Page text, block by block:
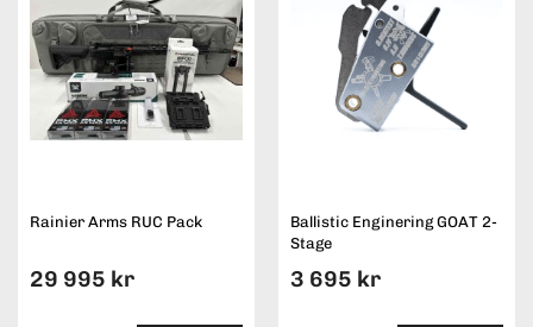
Rainier Arms RUC Pack
29 995 kr
Ballistic Enginering GOAT 2-
Stage
3 695 kr